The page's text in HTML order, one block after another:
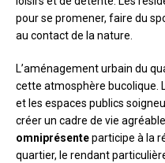
pour se promener, faire du
au contact de la nature.
L’aménagement urbain du
cette atmosphère bucolique.
et les espaces publics
créer un cadre de vie
omniprésenteparticipe à la
quartier, le rendant